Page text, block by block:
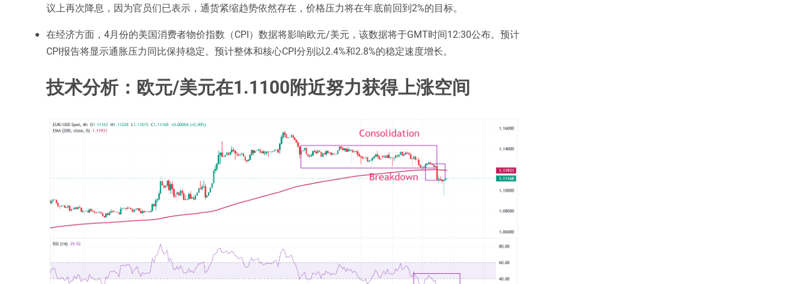
议上再次降息，因为官员们已表示，通货紧缩趋势依然存在，价格压力将在年底前回到2%的目标。
在经济方面，4月份的美国消费者物价指数（CPI）数据将影响欧元/美元，该数据将于GMT时间12:30公布。预计
CPI报告将显示通胀压力同比保持稳定。预计整体和核心CPI分别以2.4%和2.8%的稳定速度增长。
技术分析：欧元/美元在1.1100附近努力获得上涨空间